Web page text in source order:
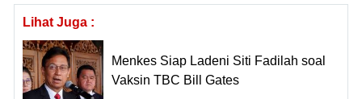
Lihat Juga :
Menkes Siap Ladeni Siti Fadilah soal
Vaksin TBC Bill Gates